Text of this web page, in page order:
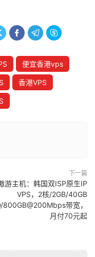
  
便宜香港vps
香港VPS
下一篇
游主机：韩国双ISP原生IP
VPS，2核/2GB/40GB
800GB@200Mbps带宽，
月付70元起